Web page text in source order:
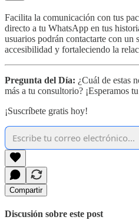
Facilita la comunicación con tus
directo a tu WhatsApp en tus
usuarios podrán contactarte con un
accesibilidad y fortaleciendo la
Pregunta del Día: ¿Cuál de estas
más a tu consultorio? ¡Esperamos
¡Suscríbete gratis hoy!
Compartir
Discusión sobre este post